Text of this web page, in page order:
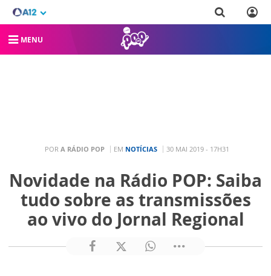
MENU
POR A RÁDIO POP EM NOTÍCIAS 30 MAI 2019 - 17H31
Novidade na Rádio POP: Saiba
tudo sobre as transmissões
ao vivo do Jornal Regional